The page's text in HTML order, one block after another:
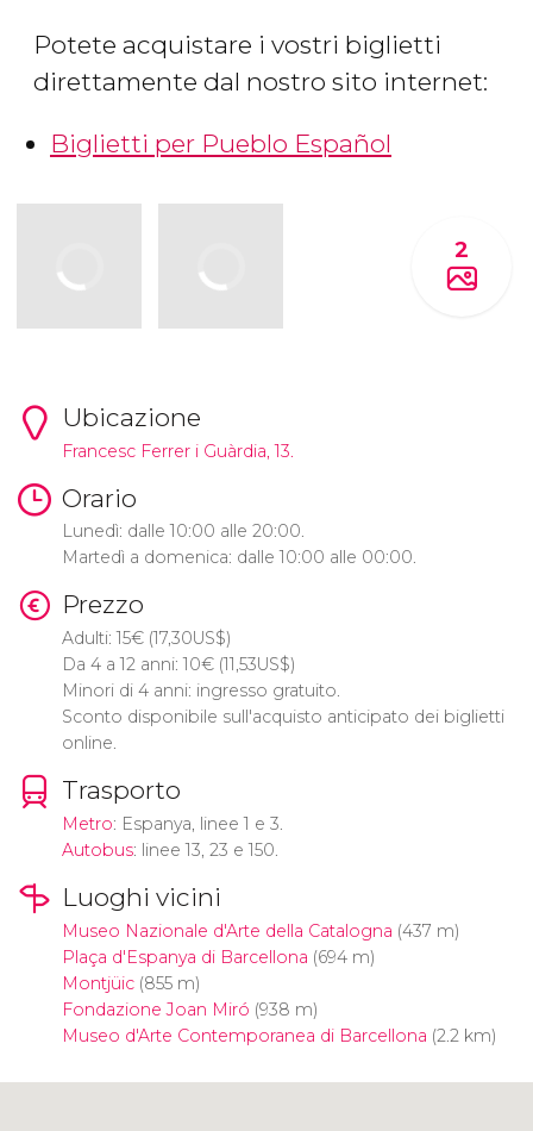
Potete acquistare i vostri biglietti
direttamente dal nostro sito internet:
Biglietti per Pueblo Español
2
Ubicazione
Francesc Ferrer i Guàrdia, 13.
Orario
Lunedì: dalle 10:00 alle 20:00.
Martedì a domenica: dalle 10:00 alle 00:00.
Prezzo
Adulti: 15€(17,30US$)
Da 4 a 12 anni: 10€(11,53US$)
Minori di 4 anni: ingresso gratuito.
Sconto disponibile sull'acquisto anticipato dei biglietti
online.
Trasporto
Metro: Espanya, linee 1 e 3.
Autobus: linee 13, 23 e 150.
Luoghi vicini
Museo Nazionale d'Arte della Catalogna (437 m)
Plaça d'Espanya di Barcellona (694 m)
Montjüic(855 m)
Fondazione Joan Miró (938 m)
Museo d'Arte Contemporanea di Barcellona (2.2 km)